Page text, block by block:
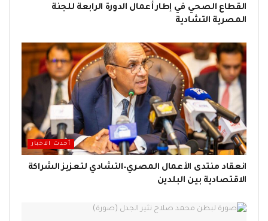
القطاع الصحي في إطار أعمال الدورة الرابعة للجنة
المصرية التشادية
أحدث الاخبار
انعقاد منتدى الأعمال المصري–التشادي لتعزيز الشراكة
الاقتصادية بين البلدين